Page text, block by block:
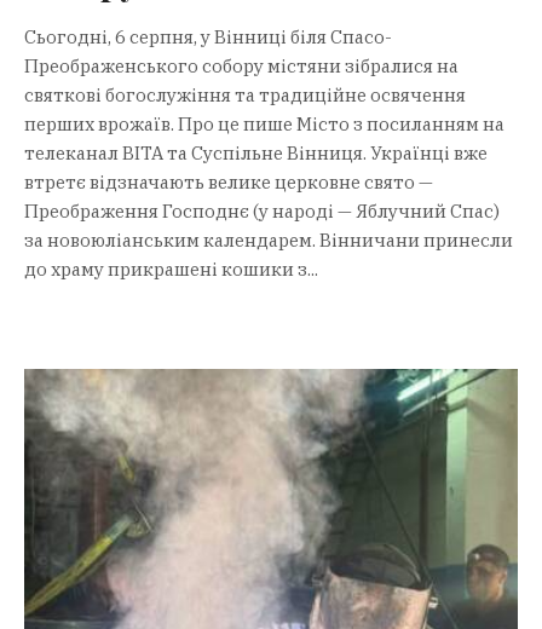
Сьогодні, 6 серпня, у Вінниці біля Спасо-
Преображенського собору містяни зібралися на
святкові богослужіння та традиційне освячення
перших врожаїв. Про це пише Місто з посиланням на
телеканал ВІТА та Суспільне Вінниця. Українці вже
втретє відзначають велике церковне свято —
Преображення Господнє (у народі — Яблучний Спас)
за новоюліанським календарем. Вінничани принесли
до храму прикрашені кошики з...